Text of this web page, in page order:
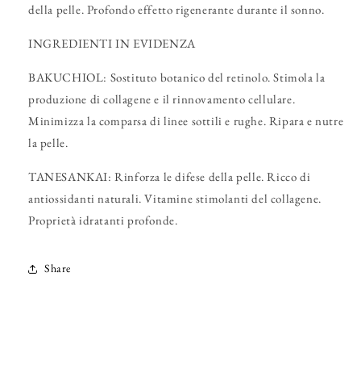
della pelle. Profondo effetto rigenerante durante il sonno.
INGREDIENTI IN EVIDENZA
BAKUCHIOL: Sostituto botanico del retinolo. Stimola la
produzione di collagene e il rinnovamento cellulare.
Minimizza la comparsa di linee sottili e rughe. Ripara e nutre
la pelle.
TANESANKAI: Rinforza le difese della pelle. Ricco di
antiossidanti naturali. Vitamine stimolanti del collagene.
Proprietà idratanti profonde.
Share